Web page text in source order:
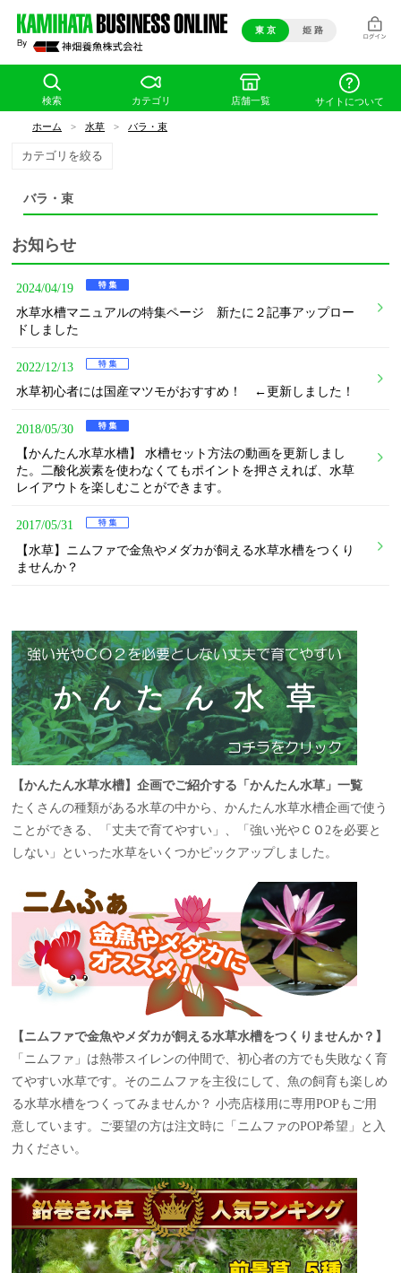
東 京 姫 路
検索 カテゴリ 店舗一覧 サイトについて
ホーム > 水草 > バラ・束
カテゴリを絞る
バラ・束
お知らせ
2024/04/19
水草水槽マニュアルの特集ページ 新たに２記事アップロー
ドしました
2022/12/13
水草初心者には国産マツモがおすすめ！ ←更新しました！
2018/05/30
【かんたん水草水槽】 水槽セット方法の動画を更新しまし
た。二酸化炭素を使わなくてもポイントを押さえれば、水草
レイアウトを楽しむことができます。
2017/05/31
【水草】ニムファで金魚やメダカが飼える水草水槽をつくり
ませんか？
【かんたん水草水槽】企画でご紹介する「かんたん水草」一覧
たくさんの種類がある水草の中から、かんたん水草水槽企画で使う
ことができる、「丈夫で育てやすい」、「強い光やＣＯ2を必要と
しない」といった水草をいくつかピックアップしました。
【ニムファで金魚やメダカが飼える水草水槽をつくりませんか？】
「ニムファ」は熱帯スイレンの仲間で、初心者の方でも失敗なく育
てやすい水草です。そのニムファを主役にして、魚の飼育も楽しめ
る水草水槽をつくってみませんか？ 小売店様用に専用POPもご用
意しています。ご要望の方は注文時に「ニムファのPOP希望」と入
力ください。